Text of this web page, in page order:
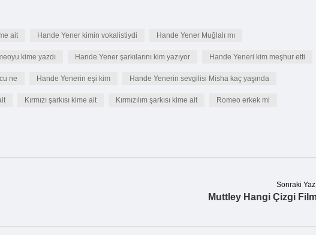
ait Hande Yener kimin vokalistiydi Hande Yener Muğlalı mı
kime yazdı Hande Yener şarkılarını kim yazıyor Hande Yeneri kim meşhur etti
ne Hande Yenerin eşi kim Hande Yenerin sevgilisi Misha kaç yaşında
Kırmızı şarkısı kime ait Kırmızılım şarkısı kime ait Romeo erkek mi
Sonraki
Muttley Hangi Çizgi